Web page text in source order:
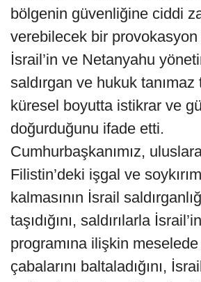
bölgenin güvenliğine ciddi
verebilecek bir
İsrail’in ve Netanyahu
saldırgan ve hukuk tanımaz
küresel boyutta istikrar ve
doğurduğunu ifade etti.
Cumhurbaşkanımız,
Filistin’deki işgal ve
kalmasının İsrail
taşıdığını, saldırılarla
programına ilişkin
çabalarını baltaladığını,